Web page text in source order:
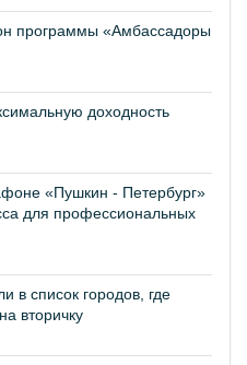
программы «Амбассадоры
доходность
«Пушкин - Петербург»
для профессиональных
в список городов, где
вторичку